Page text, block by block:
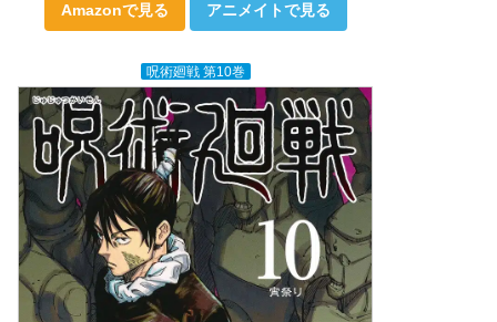
Amazonで見る アニメイトで見る
呪術廻戦 第10巻